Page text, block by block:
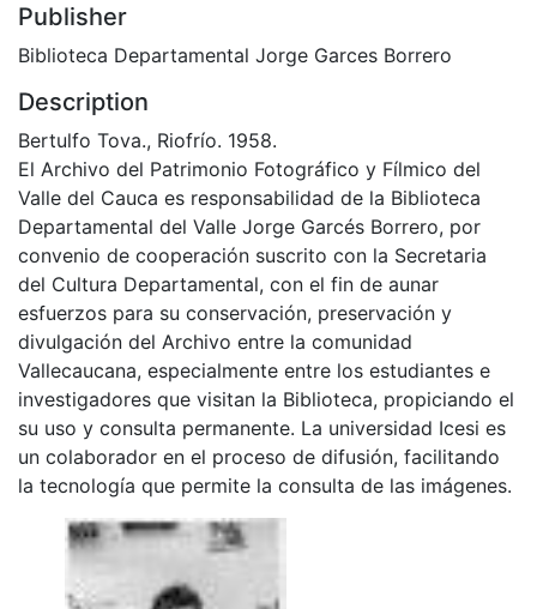
Publisher
Biblioteca Departamental Jorge Garces Borrero
Description
Bertulfo Tova., Riofrío. 1958.
El Archivo del Patrimonio Fotográfico y Fílmico del
Valle del Cauca es responsabilidad de la Biblioteca
Departamental del Valle Jorge Garcés Borrero, por
convenio de cooperación suscrito con la Secretaria
del Cultura Departamental, con el fin de aunar
esfuerzos para su conservación, preservación y
divulgación del Archivo entre la comunidad
Vallecaucana, especialmente entre los estudiantes e
investigadores que visitan la Biblioteca, propiciando el
su uso y consulta permanente. La universidad Icesi es
un colaborador en el proceso de difusión, facilitando
la tecnología que permite la consulta de las imágenes.